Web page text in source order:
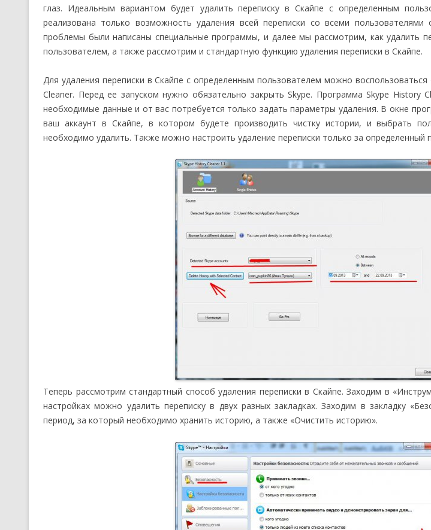
глаз. Идеальным вариантом будет удалить переписку в Скайпе с определенным
реализована только возможность удаления всей переписки со всеми
проблемы были написаны специальные программы, и далее мы рассмотрим, как удалить
пользователем, а также рассмотрим и стандартную функцию удаления переписки в Скайпе.
Для удаления переписки в Скайпе с определенным пользователем можно воспользоваться
Cleaner. Перед ее запуском нужно обязательно закрыть Skype. Программа Skype History
необходимые данные и от вас потребуется только задать параметры удаления. В окне
ваш аккаунт в Скайпе, в котором будете производить чистку истории, и выбрать
необходимо удалить. Также можно настроить удаление переписки только за определенный
Теперь рассмотрим стандартный способ удаления переписки в Скайпе. Заходим в
настройках можно удалить переписку в двух разных закладках. Заходим в закладку
период, за который необходимо хранить историю, а также «Очистить историю».